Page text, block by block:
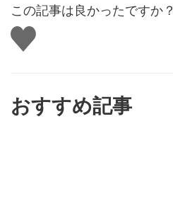
この記事は良かったですか？
い
い
おすすめ記事